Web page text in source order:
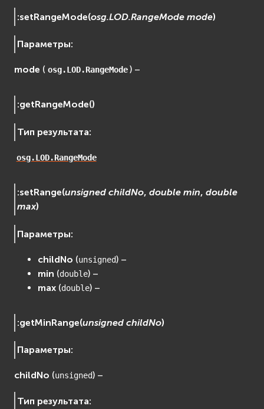
:setRangeMode(osg.LOD.RangeMode mode)
Параметры:
mode ( osg.LOD.RangeMode ) –
:getRangeMode()
Тип результата:
osg.LOD.RangeMode
:setRange(unsigned childNo,double min,double
max)
Параметры:
childNo (unsigned) –
min (double) –
max (double) –
:getMinRange(unsigned childNo)
Параметры:
childNo (unsigned) –
Тип результата: